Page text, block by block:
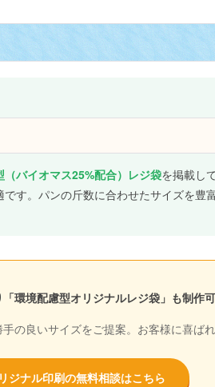
（バイオマス25%配合）レジ袋を掲載し
す。パンの斤数に合わせたサイズを豊
環境配慮型オリジナルレジ袋」も制作
の良いサイズをご提案。お客様に喜ば
ジナル印刷の無料相談はこちら